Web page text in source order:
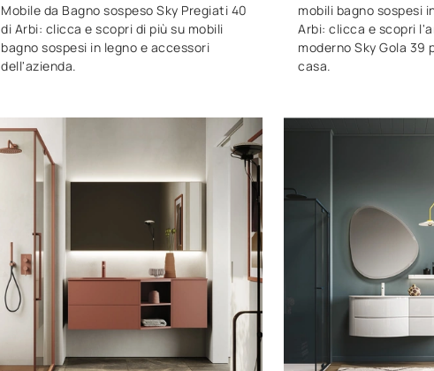
Mobile da Bagno sospeso Sky Pregiati 40
di Arbi: clicca e scopri di più su mobili
bagno sospesi in legno e accessori
dell'azienda.
mobili bagno sospesi
Arbi: clicca e scopri
moderno Sky Gola 39
casa.